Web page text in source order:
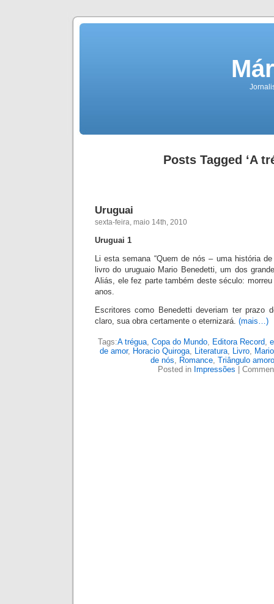
Posts Tagged ‘A
Uruguai
sexta-feira, maio 14th, 2010
Uruguai 1
Li esta semana “Quem de nós – uma história
livro do uruguaio Mario Benedetti, um dos gr
Aliás, ele fez parte também deste século:
anos.
Escritores como Benedetti deveriam ter prazo
claro, sua obra certamente o eternizará. (mais…)
Tags:A trégua, Copa do Mundo, Editora Record,
de amor, Horacio Quiroga, Literatura, Livro,
de nós, Romance, Triângulo
Posted in Impressões